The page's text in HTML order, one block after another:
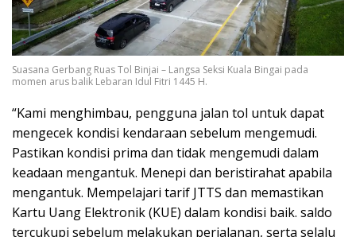
Suasana Gerbang Ruas Tol Binjai – Langsa Seksi Kuala Bingai pada
momen arus balik Lebaran Idul Fitri 1445 H.
“Kami menghimbau, pengguna jalan tol untuk dapat
mengecek kondisi kendaraan sebelum mengemudi.
Pastikan kondisi prima dan tidak mengemudi dalam
keadaan mengantuk. Menepi dan beristirahat apabila
mengantuk. Mempelajari tarif JTTS dan memastikan
Kartu Uang Elektronik (KUE) dalam kondisi baik. saldo
tercukupi sebelum melakukan perjalanan, serta selalu